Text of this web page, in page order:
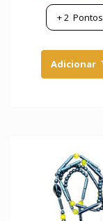
+2Pontos
Adicionar